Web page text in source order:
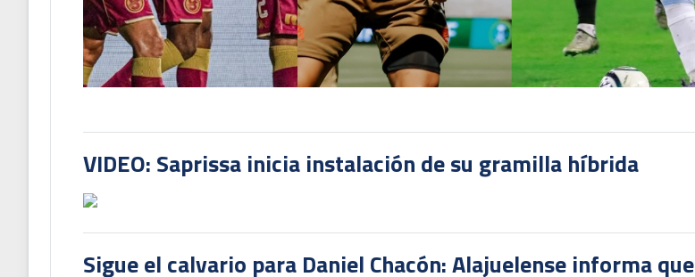
VIDEO: Saprissa inicia instalación de su gramilla híbrida
Sigue el calvario para Daniel Chacón: Alajuelense informa que